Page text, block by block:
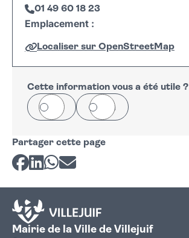
01 49 60 18 23
Emplacement :
Localiser sur OpenStreetMap
+
−
Leaflet
Cette information vous a été utile ?
Oui Non
Partager cette page
Partager sur Facebook
Partager sur LinkedIn
Partager sur Whatsapp
Partager par courriel
Mairie de la Ville de Villejuif